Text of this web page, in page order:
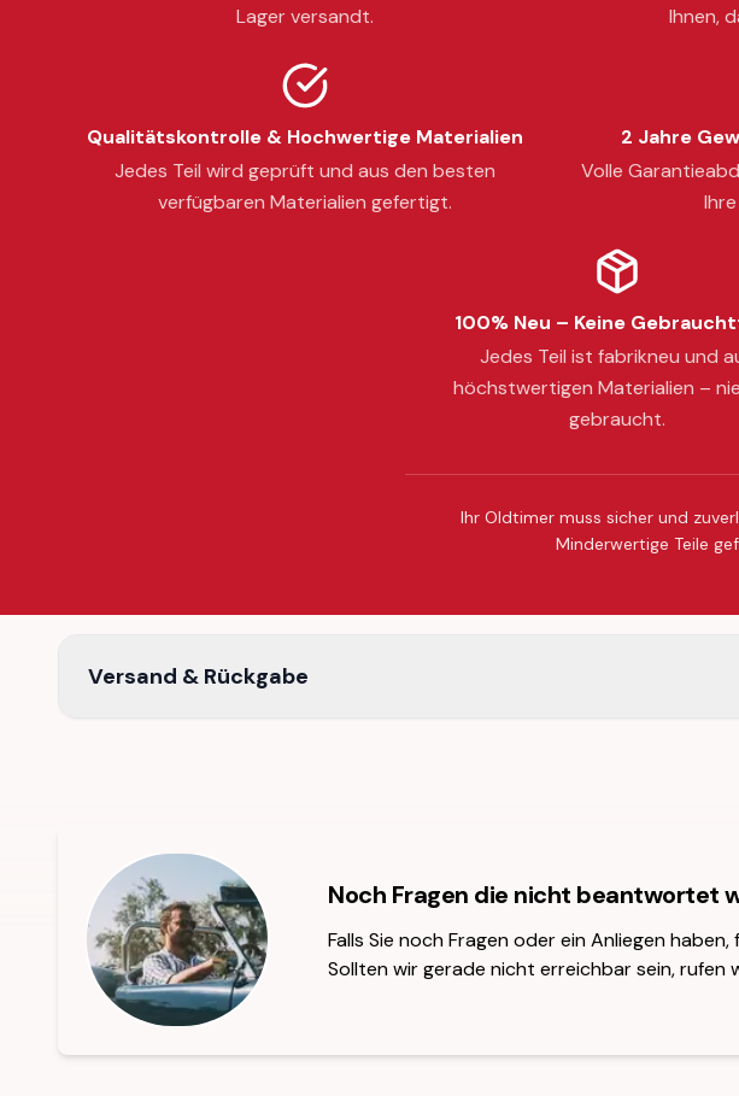
Lager versandt.
Ihnen,
Qualitätskontrolle & Hochwertige Materialien
Jedes Teil wird geprüft und aus den besten
verfügbaren Materialien gefertigt.
2 Jahre
Volle
100% Neu – Keine
Jedes Teil ist fabrikneu und
höchstwertigen Materialien –
gebraucht.
Ihr Oldtimer muss sicher und
Minderwertige Teile
Versand & Rückgabe
Noch Fragen die nicht beantwortet
Falls Sie noch Fragen oder ein Anliegen
Sollten wir gerade nicht erreichbar sein, rufen